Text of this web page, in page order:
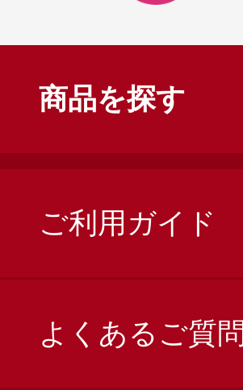
商品を探す
ご利用ガイド
よくあるご質問